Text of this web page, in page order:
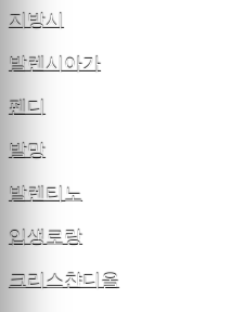
지방시
발렌시아가
펜디
발망
발렌티노
입생로랑
크리스챤디올